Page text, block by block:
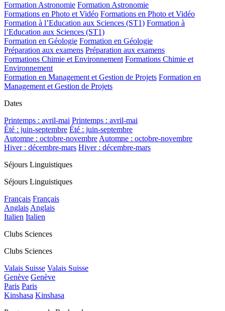
Formation Astronomie Formation Astronomie
Formations en Photo et Vidéo Formations en Photo et Vidéo
Formation à l’Education aux Sciences (ST1) Formation à
l’Education aux Sciences (ST1)
Formation en Géologie Formation en Géologie
Préparation aux examens Préparation aux examens
Formations Chimie et Environnement Formations Chimie et
Environnement
Formation en Management et Gestion de Projets Formation en
Management et Gestion de Projets
Dates
Printemps : avril-mai Printemps : avril-mai
Été : juin-septembre Été : juin-septembre
Automne : octobre-novembre Automne : octobre-novembre
Hiver : décembre-mars Hiver : décembre-mars
Séjours Linguistiques
Séjours Linguistiques
Français Français
Anglais Anglais
Italien Italien
Clubs Sciences
Clubs Sciences
Valais Suisse Valais Suisse
Genève Genève
Paris Paris
Kinshasa Kinshasa